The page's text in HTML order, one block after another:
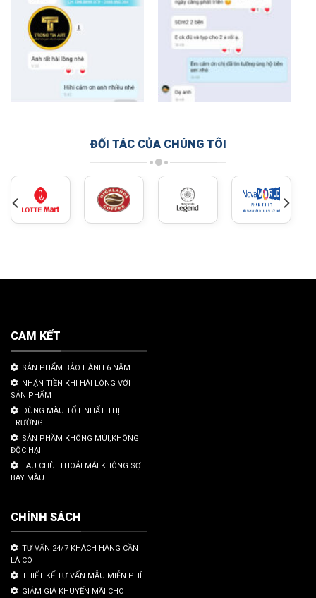
ĐỐI TÁC CỦA CHÚNG TÔI
CAM KẾT
SẢN PHẨM BẢO HÀNH 6 NĂM
NHẬN TIỀN KHI HÀI LÒNG VỚI
SẢN PHẨM
DÙNG MÀU TỐT NHẤT THỊ
TRƯỜNG
SẢN PHẦM KHÔNG MÙI,KHÔNG
ĐỘC HẠI
LAU CHÙI THOẢI MÁI KHÔNG SỢ
BAY MÀU
CHÍNH SÁCH
TƯ VẤN 24/7 KHÁCH HÀNG CẦN
LÀ CÓ
THIẾT KẾ TƯ VẤN MẪU MIỄN PHÍ
GIẢM GIÁ KHUYẾN MÃI CHO